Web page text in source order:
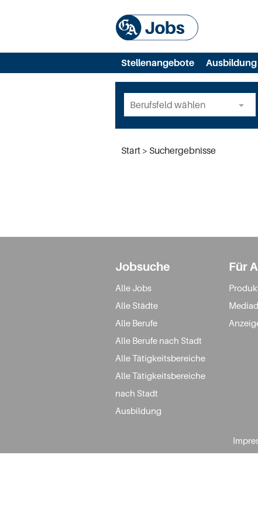
Stellenangebote Ausbildung
Start Suchergebnisse
Jobsuche
Alle Jobs
Alle Städte
Alle Berufe
Alle Berufe nach Stadt
Alle Tätigkeitsbereiche
Alle Tätigkeitsbereiche
nach Stadt
Ausbildung
Für